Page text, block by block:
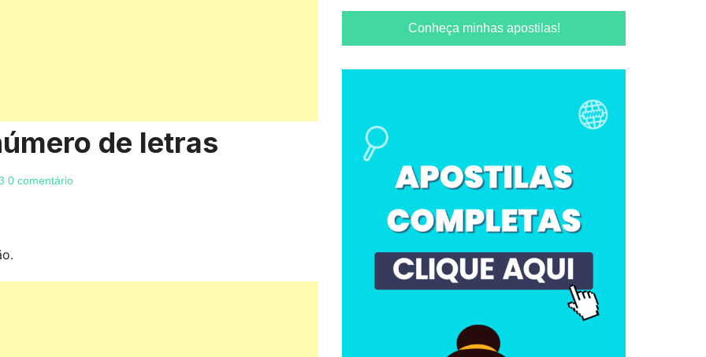
de letras
0 comentário
Conheça minhas apostilas!